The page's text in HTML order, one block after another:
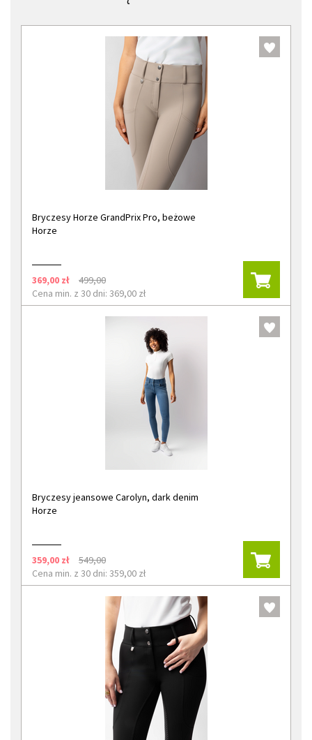
Bryczesy Horze GrandPrix Pro, beżowe
Horze
369,00 zł
499,00
Cena min. z 30 dni: 369,00 zł
Bryczesy jeansowe Carolyn, dark denim
Horze
359,00 zł
549,00
Cena min. z 30 dni: 359,00 zł